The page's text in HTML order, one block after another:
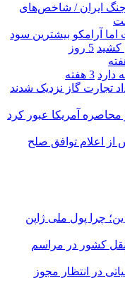
ایران / شاخص‌های
آرامکو بیشترین سود
کشید 5 روز
دارد 3 هفته
تجارت گاز نزدیک شدند
از اعلام توافق صلح
چرا پول ملی ژاپن
کشور در مراسم
در انتظار مجوز